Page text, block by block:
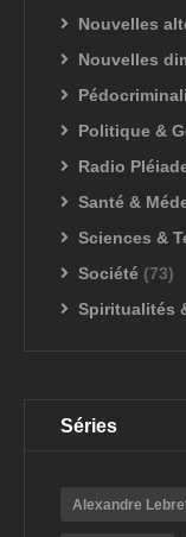
Nouvelles
Nouvelles
Politique &
Radio
Santé &
Sciences &
Société (73)
Spiritualités
Séries
Alexandre